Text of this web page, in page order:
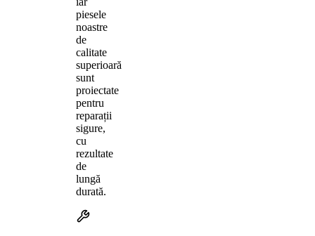
piesele
noastre
de
calitate
superioară
sunt
proiectate
pentru
reparații
sigure,
cu
rezultate
de
lungă
durată.